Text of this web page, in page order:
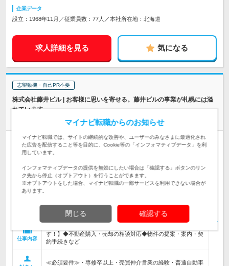
企業データ
設立：1968年11月／従業員数：77人／本社所在地：北海道
求人詳細を見る 気になる
志望動機・自己PR不要
株式会社藤井ビル | お客様に思いを寄せる。藤井ビルの事業が札幌には溢
れています。
不動産の【売買仲介営業】★年休123日★完休2日制(土日祝)
正社員 完全週休2日制 第二新卒歓迎 女性のおしごと掲載中
情報更新日：2026/07/28 終了予定日：2027/01/18
勤務地
北海道札幌市中央区大通西11丁目4番地 【雇入れ直後】上記事
業所 【変更の範囲】会社の定める各事業所
初年度の年収：
仕事内容
す！】◆不動産購入・売却の相談対応◆物件の提案・案内・契
約手続きなど
≪必須要件≫・専修卒以上・売買仲介営業の経験・普通自動車
マイナビ転職からのお知らせ
マイナビ転職では、サイトの継続的な改善や、ユーザーのみなさまに最適化され
た広告を配信すること等を目的に、Cookie等の「インフォマティブデータ」を利
用しています。
インフォマティブデータの提供を無効にしたい場合は「確認する」ボタンのリン
ク先から停止（オプトアウト）を行うことができます。
※オプトアウトをした場合、マイナビ転職の一部サービスを利用できない場合が
あります。
閉じる 確認する